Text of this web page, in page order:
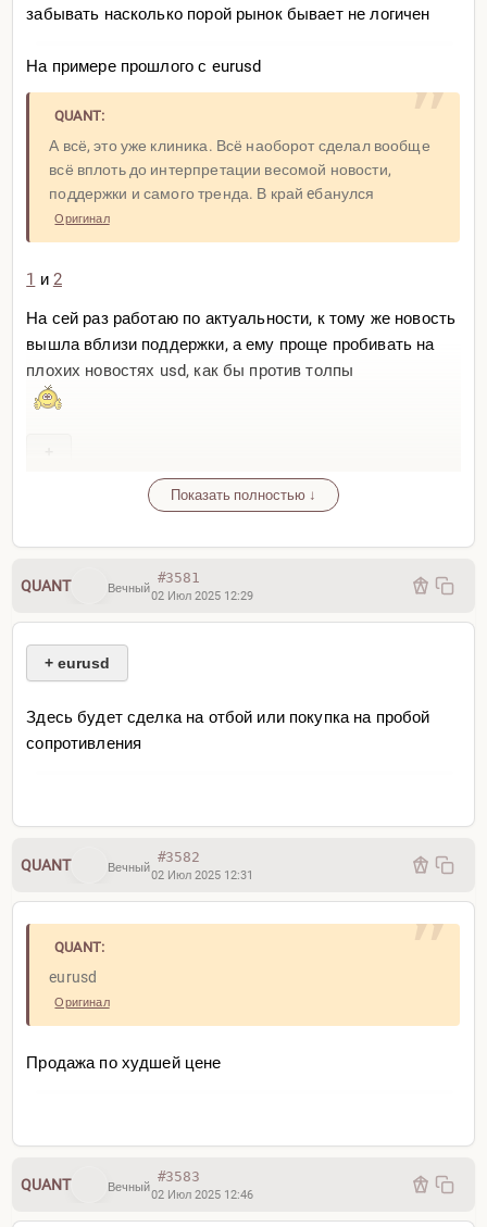
забывать насколько порой рынок бывает не логичен
На примере прошлого с eurusd
QUANT:
А всё, это уже клиника. Всё наоборот сделал вообще
всё вплоть до интерпретации весомой новости,
поддержки и самого тренда. В край eбанулся
Оригинал
1 и 2
На сей раз работаю по актуальности, к тому же новость
вышла вблизи поддержки, а ему проще пробивать на
плохих новостях usd, как бы против толпы
Показать полностью ↓
QUANT Вечный
#3581
02 Июл 2025 12:29
+ eurusd
Здесь будет сделка на отбой или покупка на пробой
сопротивления
QUANT Вечный
#3582
02 Июл 2025 12:31
QUANT:
eurusd
Оригинал
Продажа по худшей цене
QUANT Вечный
#3583
02 Июл 2025 12:46